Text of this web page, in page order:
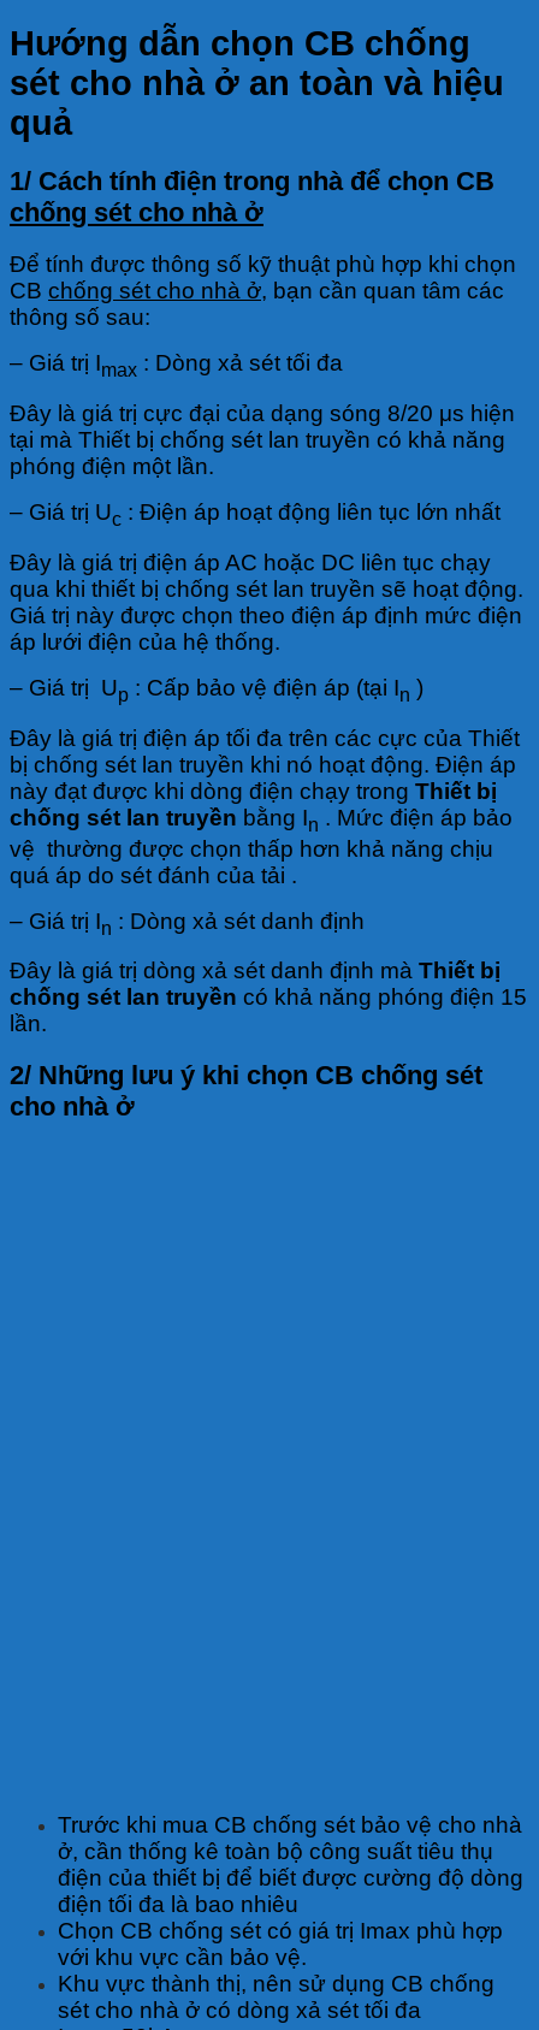
Hướng dẫn chọn CB chống
sét cho nhà ở an toàn và hiệu
quả
1/ Cách tính điện trong nhà để chọn CB
chống sét cho nhà ở
Để tính được thông số kỹ thuật phù hợp khi chọn
CB chống sét cho nhà ở, bạn cần quan tâm các
thông số sau:
– Giá trị Imax : Dòng xả sét tối đa
Đây là giá trị cực đại của dạng sóng 8/20 μs hiện
tại mà Thiết bị chống sét lan truyền có khả năng
phóng điện một lần.
– Giá trị Uc : Điện áp hoạt động liên tục lớn nhất
Đây là giá trị điện áp AC hoặc DC liên tục chạy
qua khi thiết bị chống sét lan truyền sẽ hoạt động.
Giá trị này được chọn theo điện áp định mức điện
áp lưới điện của hệ thống.
– Giá trị Up : Cấp bảo vệ điện áp (tại In )
Đây là giá trị điện áp tối đa trên các cực của Thiết
bị chống sét lan truyền khi nó hoạt động. Điện áp
này đạt được khi dòng điện chạy trong Thiết bị
chống sét lan truyền bằng In . Mức điện áp bảo
vệ thường được chọn thấp hơn khả năng chịu
quá áp do sét đánh của tải .
– Giá trị In : Dòng xả sét danh định
Đây là giá trị dòng xả sét danh định mà Thiết bị
chống sét lan truyền có khả năng phóng điện 15
lần.
2/ Những lưu ý khi chọn CB chống sét
cho nhà ở
Trước khi mua CB chống sét bảo vệ cho nhà
ở, cần thống kê toàn bộ công suất tiêu thụ
điện của thiết bị để biết được cường độ dòng
điện tối đa là bao nhiêu
Chọn CB chống sét có giá trị Imax phù hợp
với khu vực cần bảo vệ.
Khu vực thành thị, nên sử dụng CB chống
sét cho nhà ở có dòng xả sét tối đa